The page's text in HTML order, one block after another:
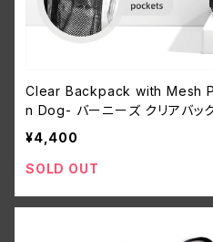
Clear Backpack with Mesh
n Dog- バーニーズ クリアバッ
¥4,400
SOLD OUT